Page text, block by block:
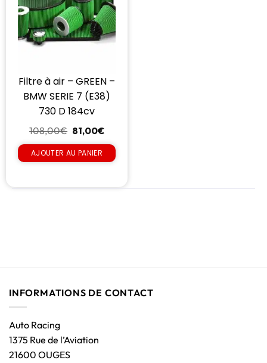
Filtre à air – GREEN –
BMW SERIE 7 (E38)
730 D 184cv
108,00€ 81,00€
AJOUTER AU PANIER
INFORMATIONS DE CONTACT
Auto Racing
1375 Rue de l’Aviation
21600 OUGES